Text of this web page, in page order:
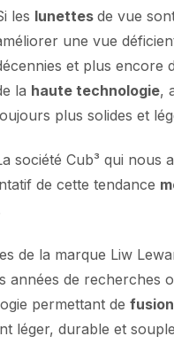
les lunettes de vue
une vue
et plus encore
la haute technologie,
plus solides et
société Cub³ qui nous
de cette tendance
de la marque Liw
années de recherches
permettant de
léger, durable et